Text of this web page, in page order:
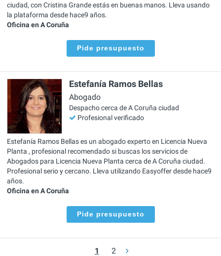
ciudad, con Cristina Grande estás en buenas manos. Lleva usando
la plataforma desde hace9 años.
Oficina en A Coruña
Pide presupuesto
Estefanía Ramos Bellas
Abogado
Despacho cerca de A Coruña ciudad
Profesional verificado
Estefanía Ramos Bellas es un abogado experto en Licencia Nueva
Planta , profesional recomendado si buscas los servicios de
Abogados para Licencia Nueva Planta cerca de A Coruña ciudad.
Profesional serio y cercano. Lleva utilizando Easyoffer desde hace9
años.
Oficina en A Coruña
Pide presupuesto
1 2